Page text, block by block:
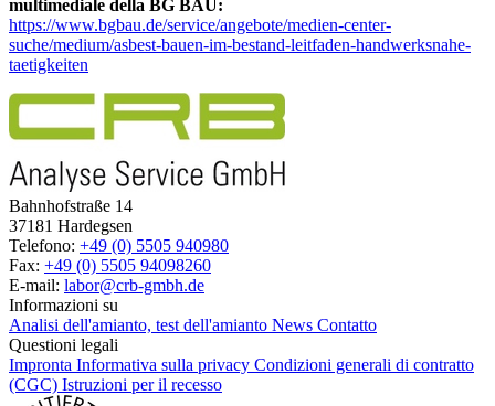
multimediale della BG BAU:
https://www.bgbau.de/service/angebote/medien-center-
suche/medium/asbest-bauen-im-bestand-leitfaden-handwerksnahe-
taetigkeiten
Bahnhofstraße 14
37181 Hardegsen
Telefono: +49 (0) 5505 940980
Fax: +49 (0) 5505 94098260
E-mail: labor@crb-gmbh.de
Informazioni su
Analisi dell'amianto, test dell'amianto News Contatto
Questioni legali
Impronta Informativa sulla privacy Condizioni generali di contratto
(CGC) Istruzioni per il recesso